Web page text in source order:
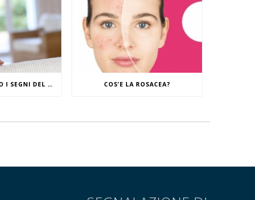
IL RITUALE CONTRO I SEGNI DEL TEMPO COS’E LA ROSACEA?